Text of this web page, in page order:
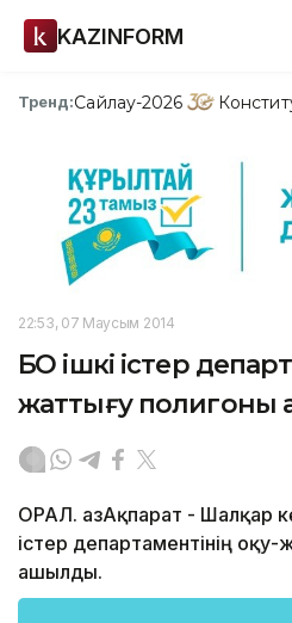
KAZINFORM
Тренд:Сайлау-2026
22:53, 07 Маусым 2014
БҚО ішкі істер
жаттығу
ОРАЛ. ҚазАқпарат - Шалқар
істер департаментінің
ашылды.